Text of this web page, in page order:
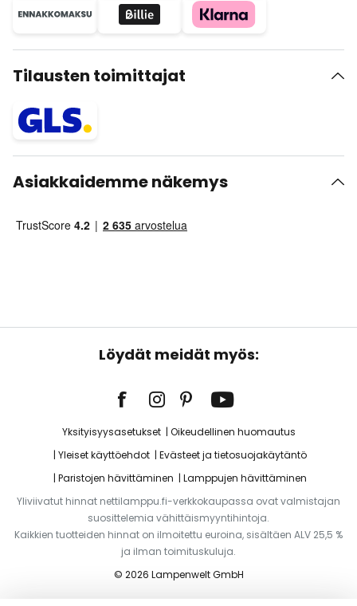
Tilausten toimittajat
Asiakkaidemme näkemys
Löydät meidät myös:
Yksityisyysasetukset
Oikeudellinen huomautus
Yleiset käyttöehdot
Evästeet ja tietosuojakäytäntö
Paristojen hävittäminen
Lamppujen hävittäminen
Yliviivatut hinnat nettilamppu.fi-verkkokaupassa ovat valmistajan
suosittelemia vähittäismyyntihintoja.
Kaikkien tuotteiden hinnat on ilmoitettu euroina, sisältäen ALV 25,5 %
ja ilman toimituskuluja.
© 2026 Lampenwelt GmbH